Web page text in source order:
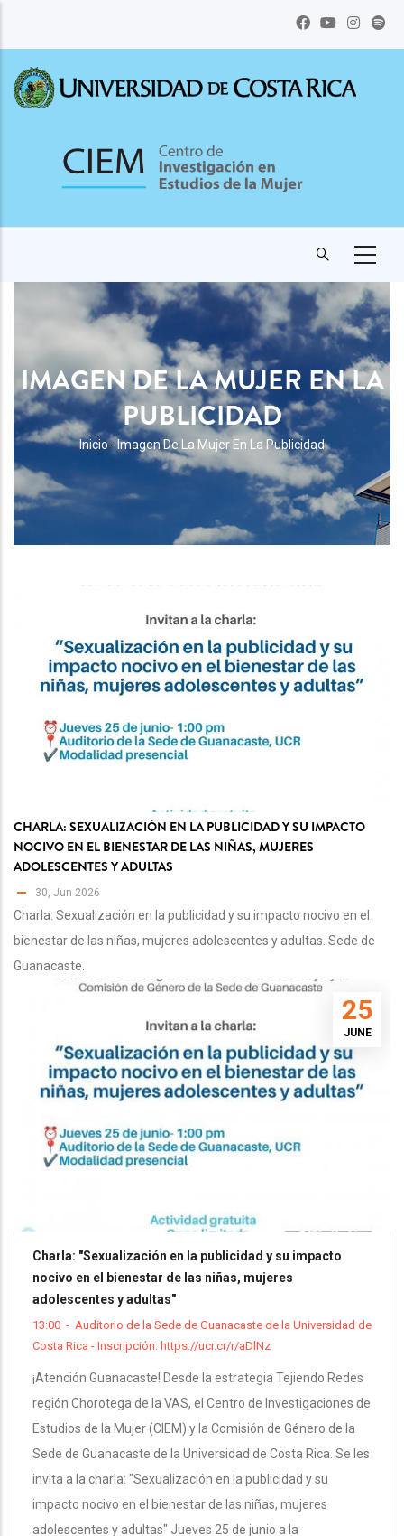
principal
IMAGEN DE LA MUJER EN LA
PUBLICIDAD
RUTA
DE
NAVEGACIÓN
Inicio-Imagen De La Mujer En La Publicidad
CHARLA: SEXUALIZACIÓN EN LA PUBLICIDAD Y SU IMPACTO
NOCIVO EN EL BIENESTAR DE LAS NIÑAS, MUJERES
ADOLESCENTES Y ADULTAS
30, Jun 2026
Charla: Sexualización en la publicidad y su impacto nocivo en el
bienestar de las niñas, mujeres adolescentes y adultas. Sede de
Guanacaste.
25
JUNE
Charla: "Sexualización en la publicidad y su impacto
nocivo en el bienestar de las niñas, mujeres
adolescentes y adultas"
13:00 - Auditorio de la Sede de Guanacaste de la Universidad de
Costa Rica - Inscripción: https://ucr.cr/r/aDlNz
¡Atención Guanacaste! Desde la estrategia Tejiendo Redes
región Chorotega de la VAS, el Centro de Investigaciones de
Estudios de la Mujer (CIEM) y la Comisión de Género de la
Sede de Guanacaste de la Universidad de Costa Rica. Se les
invita a la charla: "Sexualización en la publicidad y su
impacto nocivo en el bienestar de las niñas, mujeres
adolescentes y adultas" Jueves 25 de junio a la